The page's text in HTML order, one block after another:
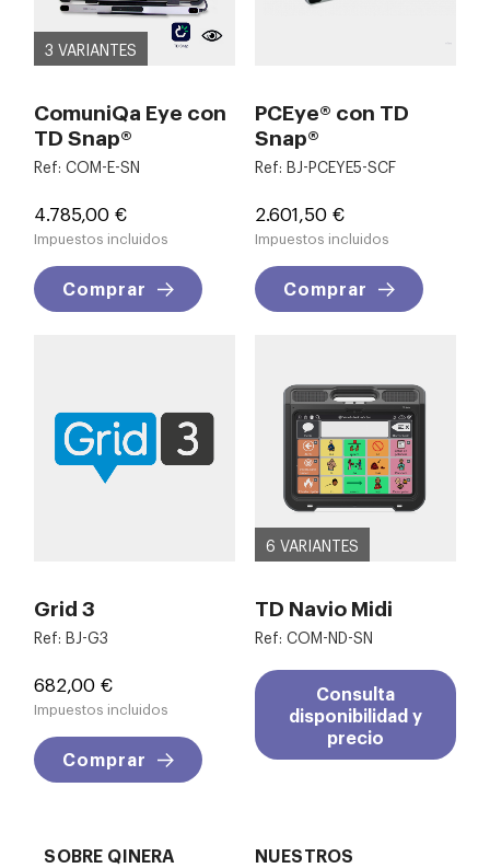
3 VARIANTES
ComuniQa Eye con
TD Snap®
Ref: COM-E-SN
Precio
4.785,00 €
Impuestos incluidos
Comprar
PCEye® con TD
Snap®
Ref: BJ-PCEYE5-SCF
Precio
2.601,50 €
Impuestos incluidos
Comprar
Grid 3
Ref: BJ-G3
Precio
682,00 €
Impuestos incluidos
Comprar
6 VARIANTES
TD Navio Midi
Ref: COM-ND-SN
Consulta
disponibilidad y
precio
SOBRE QINERA
NUESTROS